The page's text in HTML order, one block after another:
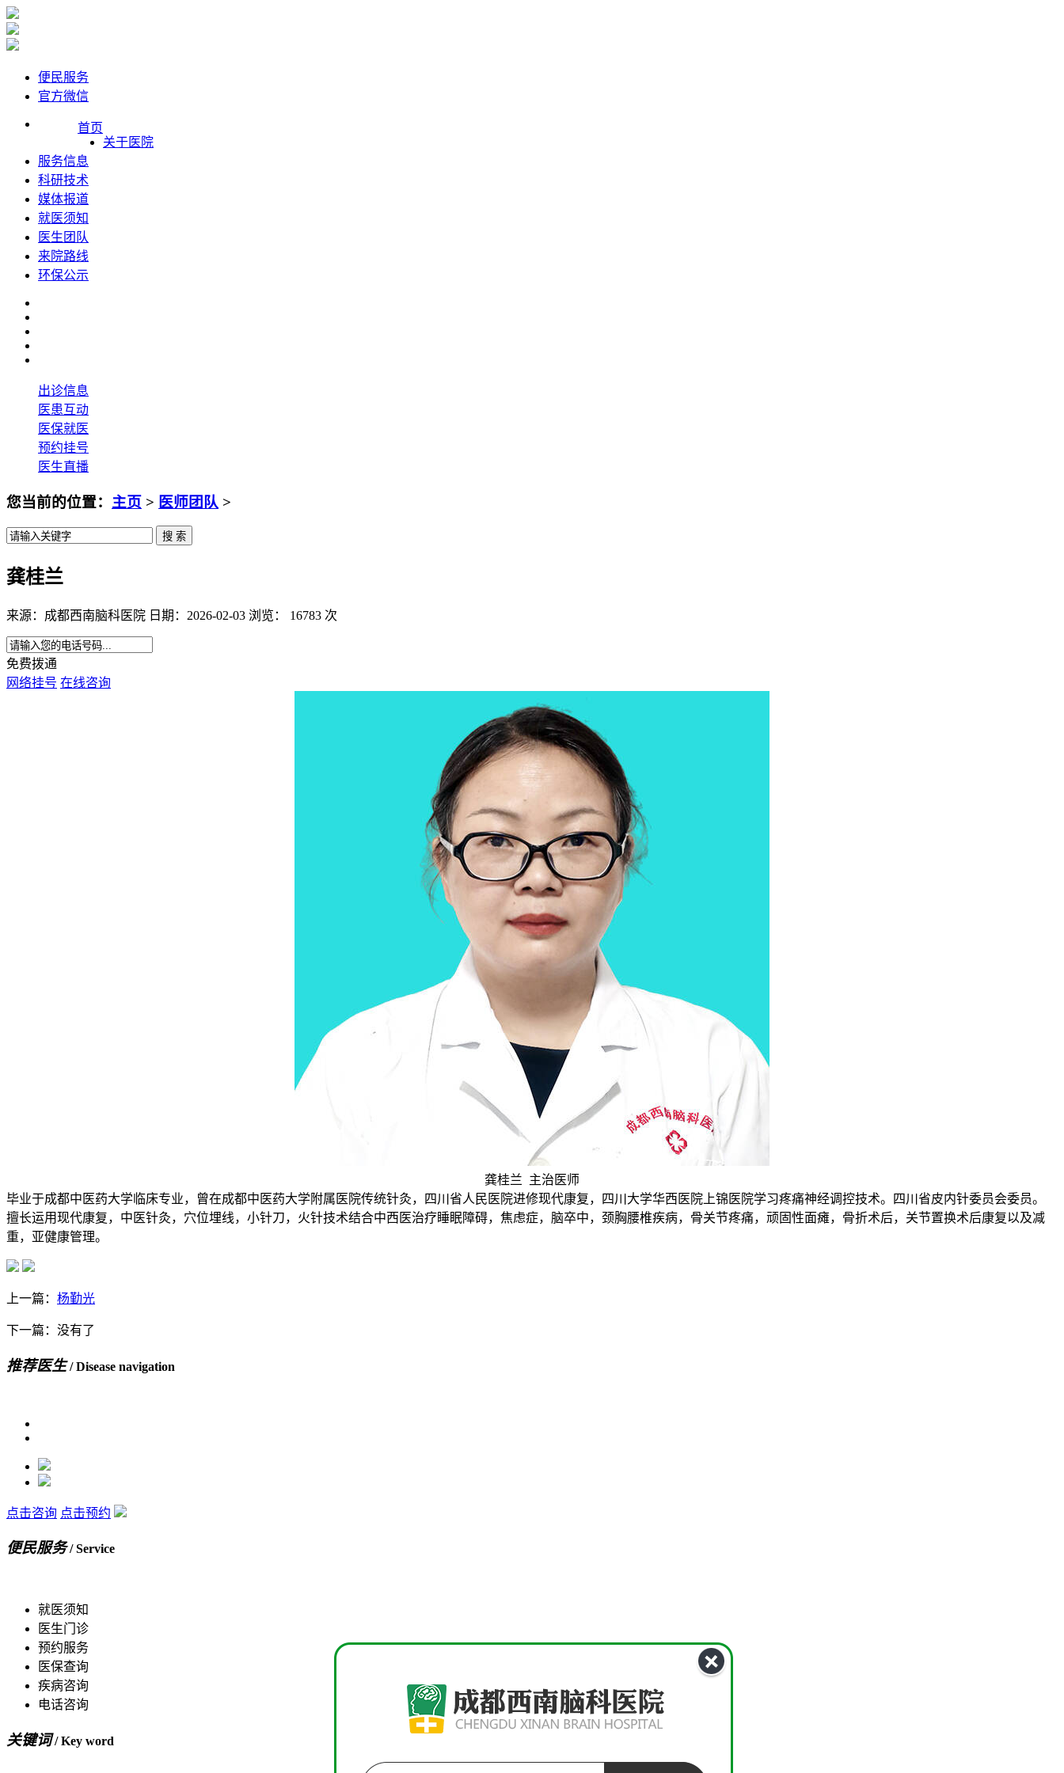
便民服务
官方微信
首页
关于医院
服务信息
科研技术
媒体报道
就医须知
医生团队
来院路线
环保公示
出诊信息
医患互动
医保就医
预约挂号
医生直播
您当前的位置： 主页 > 医师团队 >
龚桂兰
来源：成都西南脑科医院 日期：2026-02-03 浏览： 16783 次
免费拨通
网络挂号 在线咨询
龚桂兰 主治医师
毕业于成都中医药大学临床专业，曾在成都中医药大学附属医院传统针灸，四川省人民医院进修现代康复，四川大学华西医院上锦医院学习疼痛神经调控技术。四川省皮内针委员会委员。
擅长运用现代康复，中医针灸，穴位埋线，小针刀，火针技术结合中西医治疗睡眠障碍，焦虑症，脑卒中，颈胸腰椎疾病，骨关节疼痛，顽固性面瘫，骨折术后，关节置换术后康复以及减
重，亚健康管理。
上一篇： 杨勤光
下一篇：没有了
推荐医生/ Disease navigation
点击咨询 点击预约
便民服务/ Service
就医须知
医生门诊
预约服务
医保查询
疾病咨询
电话咨询
关键词/ Key word